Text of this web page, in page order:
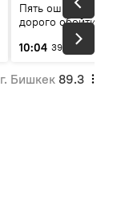
Пять ошибок
дорого обойтись
10:04 39 мин
г. Бишкек 89.3